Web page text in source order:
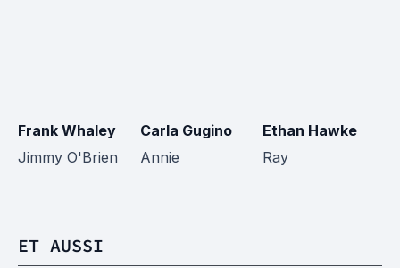
Frank Whaley
Jimmy O'Brien
Carla Gugino
Annie
Ethan Hawke
Ray
ET AUSSI